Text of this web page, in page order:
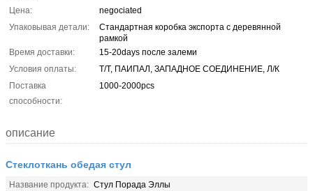
Цена:
negociated
Упаковывая детали:
Стандартная коробка экспорта с деревянной
рамкой
Время доставки:
15-20days после залеми
Условия оплаты:
Т/Т, ПАИПАЛ, ЗАПАДНОЕ СОЕДИНЕНИЕ, Л/К
Поставка
способности:
1000-2000pcs
описание
Стеклоткань обедая стул
Название продукта: Стул Порада Эллы